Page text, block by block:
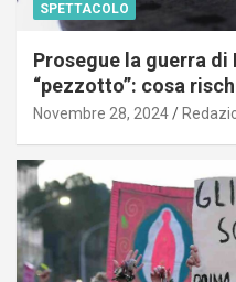
SPETTACOLO
Prosegue la guerra di
“pezzotto”: cosa
Novembre 28, 2024